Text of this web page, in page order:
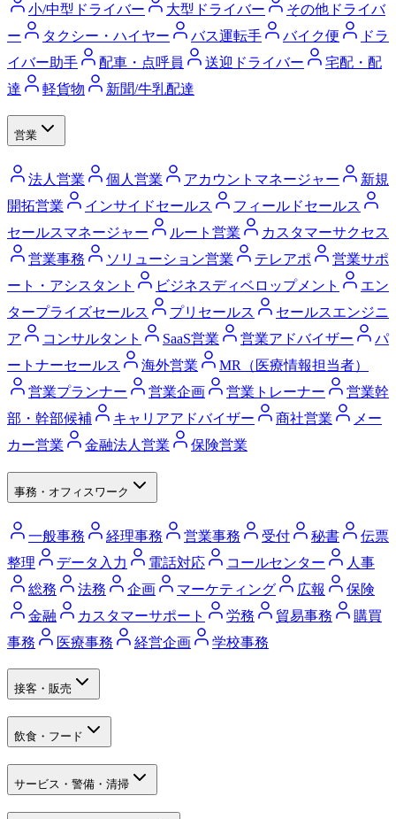
小/中型ドライバー 大型ドライバー
その他ドライバ
ー
タクシー・ハイヤー バス運転手 バイク便
ドラ
イバー助手
配車・点呼員 送迎ドライバー
宅配・配
達
軽貨物 新聞/牛乳配達
営業
法人営業 個人営業 アカウントマネージャー
新規
開拓営業
インサイドセールス
フィールドセールス
セールスマネージャー
ルート営業
カスタマーサクセス
営業事務
ソリューション営業 テレアポ
営業サポ
ート・アシスタント
ビジネスディベロップメント
エン
タープライズセールス
プリセールス
セールスエンジニ
ア
コンサルタント SaaS営業 営業アドバイザー
パ
ートナーセールス
海外営業
MR（医療情報担当者）
営業プランナー
営業企画 営業トレーナー
営業幹
部・幹部候補
キャリアアドバイザー 商社営業
メー
カー営業
金融法人営業 保険営業
事務・オフィスワーク
一般事務 経理事務 営業事務 受付 秘書
伝票
整理
データ入力 電話対応 コールセンター
人事
総務
法務 企画 マーケティング 広報
保険
金融
カスタマーサポート 労務 貿易事務
購買
事務
医療事務 経営企画 学校事務
接客・販売
飲食・フード
サービス・警備・清掃